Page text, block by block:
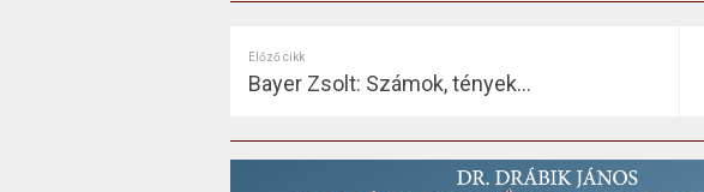
Előző cikk
Bayer Zsolt: Számok, tények...